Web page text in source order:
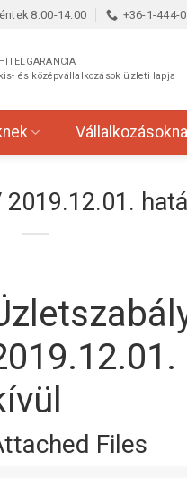
8:00-14:00 +36-1-444-
HITELGARANCIA
kis- és középvállalkozások üzleti lapja
Files